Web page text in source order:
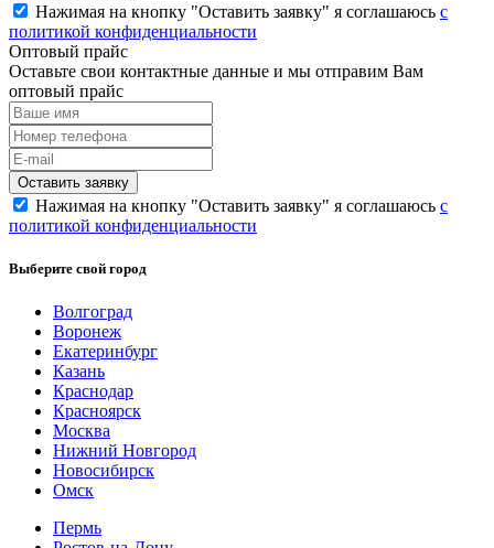
Нажимая на кнопку "Оставить заявку" я соглашаюсь с
политикой конфиденциальности
Оптовый прайс
Оставьте свои контактные данные и мы отправим Вам
оптовый прайс
Нажимая на кнопку "Оставить заявку" я соглашаюсь с
политикой конфиденциальности
Выберите свой город
Волгоград
Воронеж
Екатеринбург
Казань
Краснодар
Красноярск
Москва
Нижний Новгород
Новосибирск
Омск
Пермь